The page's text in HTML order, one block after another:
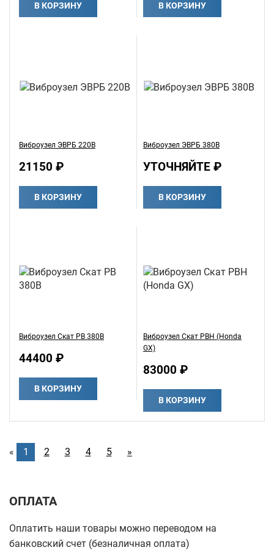
В КОРЗИНУ В КОРЗИНУ
Виброузел ЭВРБ 220В
21150 ₽
В КОРЗИНУ
Виброузел ЭВРБ 380В
УТОЧНЯЙТЕ ₽
В КОРЗИНУ
Виброузел Скат РВ 380В
44400 ₽
В КОРЗИНУ
Виброузел Скат РВH (Honda
GX)
83000 ₽
В КОРЗИНУ
« 1 2 3 4 5 »
ОПЛАТА
Оплатить наши товары можно переводом на
банковский счет (безналичная оплата)